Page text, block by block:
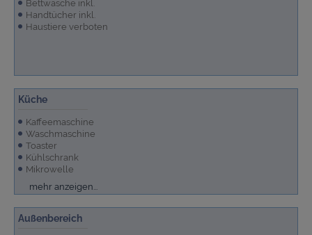
Bettwäsche inkl.
Handtücher inkl.
Haustiere verboten
Küche
Kaffeemaschine
Waschmaschine
Toaster
Kühlschrank
Mikrowelle
Küche
Backofen
mehr anzeigen...
Außenbereich